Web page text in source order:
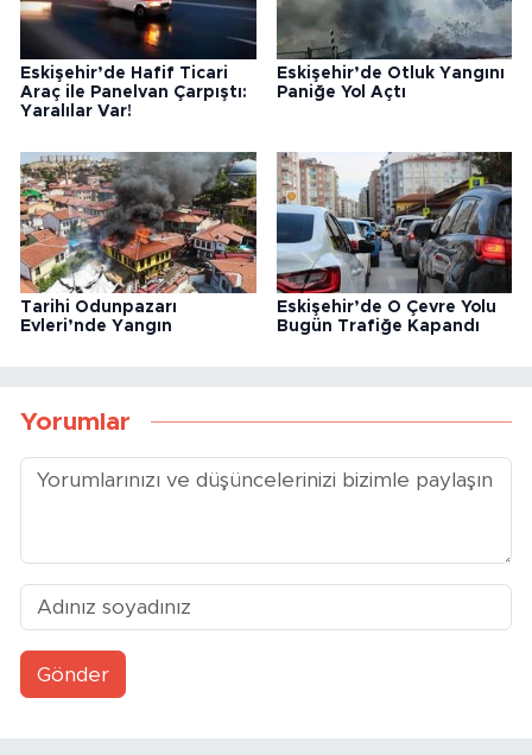
Eskişehir’de Hafif Ticari
Araç ile Panelvan Çarpıştı:
Yaralılar Var!
Eskişehir’de Otluk Yangını
Paniğe Yol Açtı
Tarihi Odunpazarı
Evleri’nde Yangın
Eskişehir’de O Çevre Yolu
Bugün Trafiğe Kapandı
Yorumlar
Gönder